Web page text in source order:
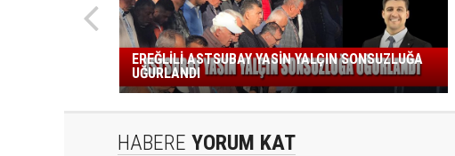
EREĞLİLİ ASTSUBAY YASİN YALÇIN SONSUZLUĞA
UĞURLANDI
HABERE YORUM KAT